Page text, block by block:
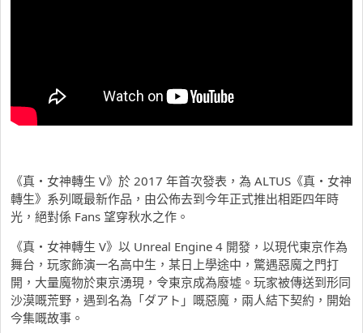
《真・女神轉生 V》於 2017 年首次發表，為 ALTUS《真・女神
轉生》系列嘅最新作品，由公佈去到今年正式推出相距四年時
光，絕對係 Fans 望穿秋水之作。
《真・女神轉生 V》以 Unreal Engine 4 開發，以現代東京作為
舞台，玩家飾演一名高中生，某日上學途中，驚遇惡魔之門打
開，大量魔物於東京湧現，令東京成為廢墟。玩家被傳送到形同
沙漠嘅荒野，遇到名為「ダアト」嘅惡魔，兩人結下契約，開始
今集嘅故事。